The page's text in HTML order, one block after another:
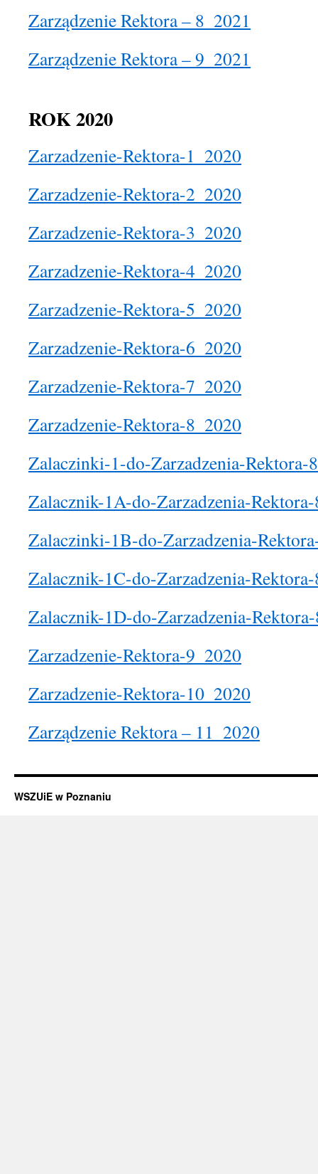
Zarządzenie Rektora – 8_2021
Zarządzenie Rektora – 9_2021
ROK 2020
Zarzadzenie-Rektora-1_2020
Zarzadzenie-Rektora-2_2020
Zarzadzenie-Rektora-3_2020
Zarzadzenie-Rektora-4_2020
Zarzadzenie-Rektora-5_2020
Zarzadzenie-Rektora-6_2020
Zarzadzenie-Rektora-7_2020
Zarzadzenie-Rektora-8_2020
Zalaczinki-1-do-Zarzadzenia-Rektora-
Zalacznik-1A-do-Zarzadzenia-
Zalaczinki-1B-do-Zarzadzenia-
Zalacznik-1C-do-Zarzadzenia-
Zalacznik-1D-do-Zarzadzenia-
Zarzadzenie-Rektora-9_2020
Zarzadzenie-Rektora-10_2020
Zarządzenie Rektora – 11_2020
WSZUiE w Poznaniu